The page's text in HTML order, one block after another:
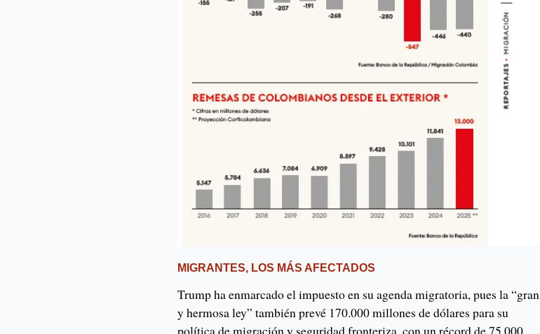
MIGRANTES, LOS MÁS AFECTADOS
Trump ha enmarcado el impuesto en su agenda migratoria, pues la “gran
y hermosa ley” también prevé 170.000 millones de dólares para su